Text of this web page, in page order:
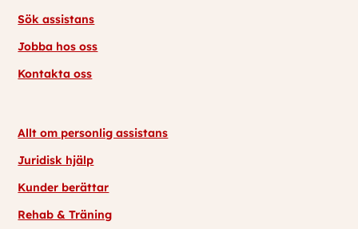
Sök assistans
Jobba hos oss
Kontakta oss
Allt om personlig assistans
Juridisk hjälp
Kunder berättar
Rehab & Träning